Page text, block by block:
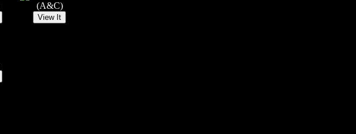
(A&C)